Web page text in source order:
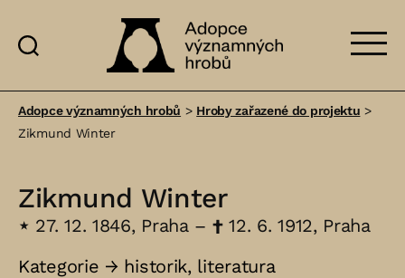
významných
Adopce významných hrobů > Hroby zařazené do projektu >
Zikmund Winter
Zikmund Winter
⋆ 27. 12. 1846, Praha – †12. 6. 1912, Praha
Kategorie → historik, literatura